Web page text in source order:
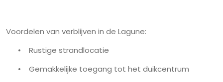
Voordelen van verblijven in de Lagune:
•
Rustige strandlocatie
•
Gemakkelijke toegang tot het duikcentrum